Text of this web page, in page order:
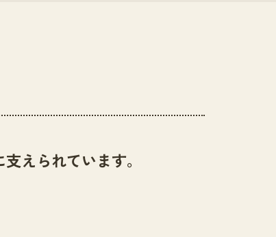
えられています。